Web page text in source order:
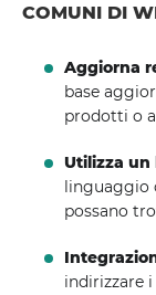
COMUNI DI
Aggiorna
base
prodotti o
Utilizza
linguaggio
possano
indirizzare